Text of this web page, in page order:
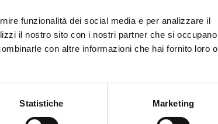
funzionalità dei social media e per analizzare il
il nostro sito con i nostri partner che si occupano
con altre informazioni che hai fornito loro o
Statistiche Marketing